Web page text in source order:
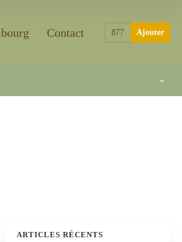
Contact 877 Ajouter
ARTICLES RÉCENTS